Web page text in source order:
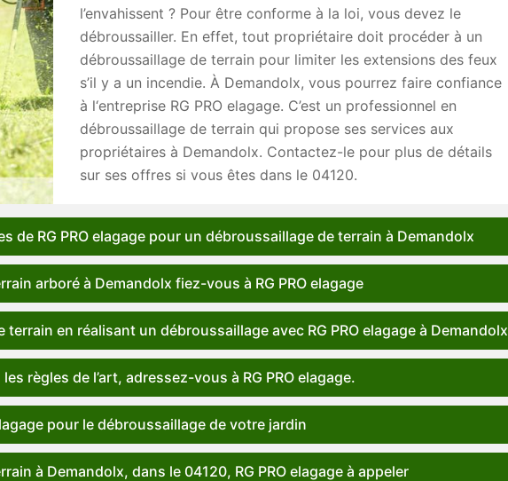
l’envahissent ? Pour être conforme à la loi, vous devez le
débroussailler. En effet, tout propriétaire doit procéder à un
débroussaillage de terrain pour limiter les extensions des feux
s’il y a un incendie. À Demandolx, vous pourrez faire confiance
à l‘entreprise RG PRO elagage. C’est un professionnel en
débroussaillage de terrain qui propose ses services aux
propriétaires à Demandolx. Contactez-le pour plus de détails
sur ses offres si vous êtes dans le 04120.
de RG PRO elagage pour un débroussaillage de terrain à Demandolx
arboré à Demandolx fiez-vous à RG PRO elagage
en réalisant un débroussaillage avec RG PRO elagage à Demandolx
règles de l’art, adressez-vous à RG PRO elagage.
pour le débroussaillage de votre jardin
à Demandolx, dans le 04120, RG PRO elagage à appeler